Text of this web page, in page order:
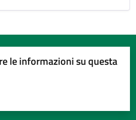
le informazioni su questa
stelle su 5
su 5
5